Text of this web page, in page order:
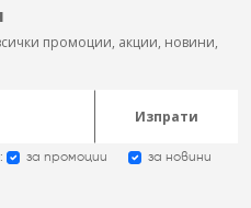
промоции, акции, новини,
Изпрати
за промоции за новини